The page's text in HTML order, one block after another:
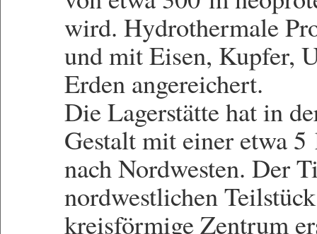
wird. Hydrothermale
und mit Eisen, Kupfer,
Erden angereichert.
Die Lagerstätte hat in
Gestalt mit einer etwa
nach Nordwesten. Der
nordwestlichen
kreisförmige Zentrum